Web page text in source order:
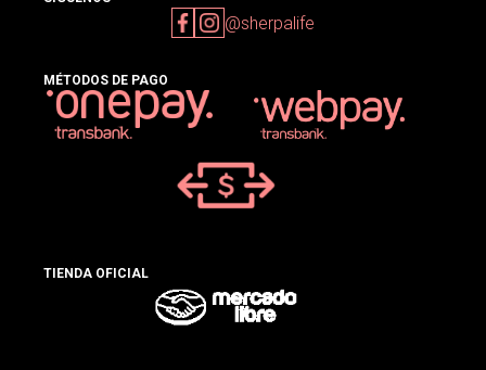
@sherpalife
MÉTODOS DE PAGO
TIENDA OFICIAL